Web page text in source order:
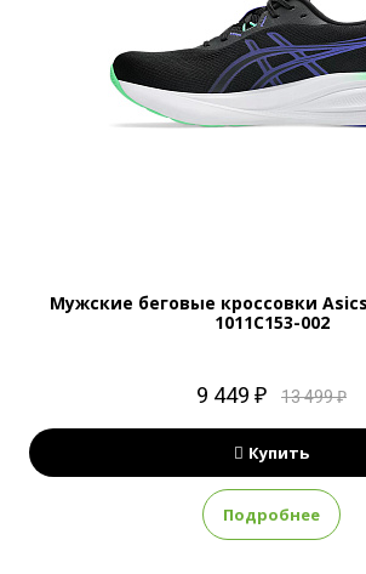
Мужские беговые кроссовки Asics
1011C153-002
9 449 ₽ 13 499 ₽
Купить
Подробнее